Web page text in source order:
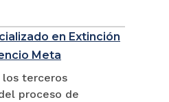
en Extinción
Meta
terceros
proceso de